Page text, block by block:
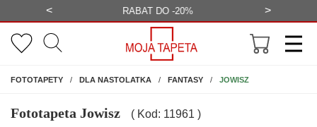
< BEZPŁATNA WIZUALIZACJA >
FOTOTAPETYNA ŚCIANĘ
DLA NASTOLATKA FANTASY JOWISZ
Fototapeta Jowisz ( Kod: 11961 )